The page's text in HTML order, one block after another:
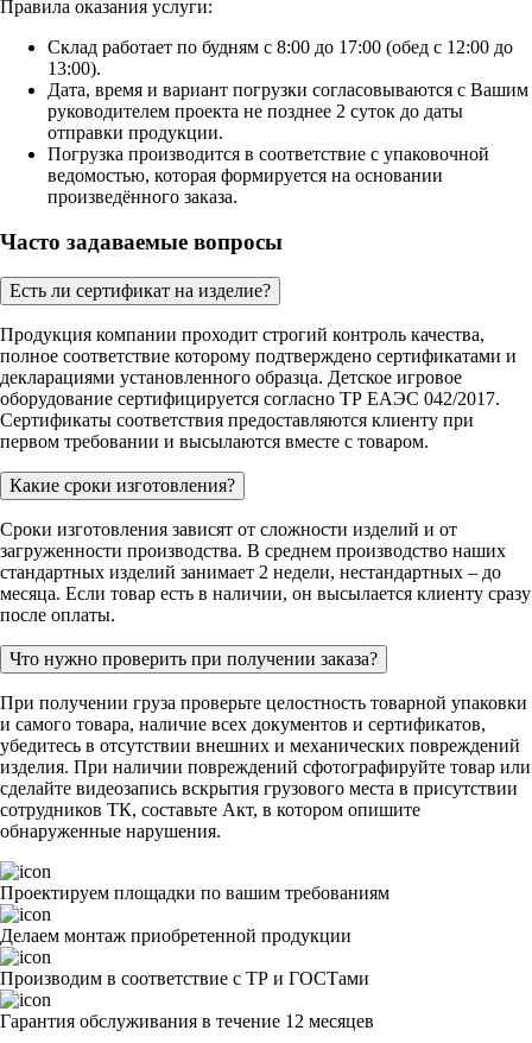
Правила оказания услуги:
Склад работает по будням с 8:00 до 17:00 (обед с 12:00 до
13:00).
Дата, время и вариант погрузки согласовываются с Вашим
руководителем проекта не позднее 2 суток до даты
отправки продукции.
Погрузка производится в соответствие с упаковочной
ведомостью, которая формируется на основании
произведённого заказа.
Часто задаваемые вопросы
Есть ли сертификат на изделие?
Продукция компании проходит строгий контроль качества,
полное соответствие которому подтверждено сертификатами и
декларациями установленного образца. Детское игровое
оборудование сертифицируется согласно ТР ЕАЭС 042/2017.
Сертификаты соответствия предоставляются клиенту при
первом требовании и высылаются вместе с товаром.
Какие сроки изготовления?
Сроки изготовления зависят от сложности изделий и от
загруженности производства. В среднем производство наших
стандартных изделий занимает 2 недели, нестандартных – до
месяца. Если товар есть в наличии, он высылается клиенту сразу
после оплаты.
Что нужно проверить при получении заказа?
При получении груза проверьте целостность товарной упаковки
и самого товара, наличие всех документов и сертификатов,
убедитесь в отсутствии внешних и механических повреждений
изделия. При наличии повреждений сфотографируйте товар или
сделайте видеозапись вскрытия грузового места в присутствии
сотрудников ТК, составьте Акт, в котором опишите
обнаруженные нарушения.
Проектируем площадки по вашим требованиям
Делаем монтаж приобретенной продукции
Производим в соответствие с ТР и ГОСТами
Гарантия обслуживания в течение 12 месяцев